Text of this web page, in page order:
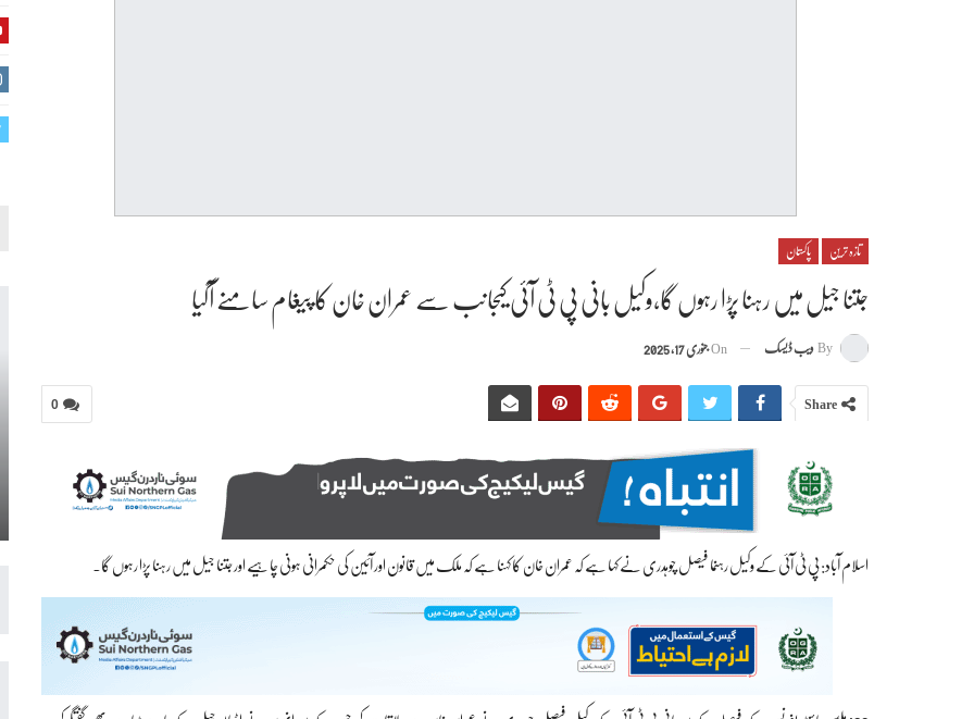
تازہ ترین پاکستان
جتنا جیل میں رہنا پڑا رہوں گا،وکیل بانی پی ٹی آئی کیجانب سے عمران خان کا پیغام سامنے آگیا
By ویب ڈیسک On جنوری 17, 2025
0 Share
اسلام آباد: پی ٹی آئی کے وکیل رہنما فیصل چوہدری نے کہا ہے کہ عمران خان کا کہنا ہے کہ ملک میں قانون اور آئین کی حکمرانی ہونی چاہیے اور جتنا جیل میں رہنا پڑا رہوں گا۔